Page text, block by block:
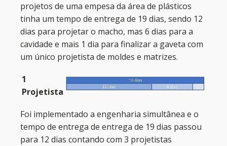
projetos de uma empesa da área de plásticos
tinha um tempo de entrega de 19 dias, sendo 12
dias para projetar o macho, mas 6 dias para a
cavidade e mais 1 dia para finalizar a gaveta com
um único projetista de moldes e matrizes.
1
Projetista
Foi implementado a engenharia simultânea e o
tempo de entrega de entrega de 19 dias passou
para 12 dias contando com 3 projetistas